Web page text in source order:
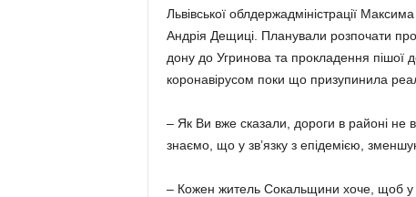
Львівської обл­держадміністрації
Андрія Дещиці. Планували розпочати
дону до Угринова та прокладення пішої
коронавірусом поки що призупинила
– Як Ви вже сказали, дороги в районі не
знаємо, що у зв’язку з епідемі­єю,
– Кожен житель Сокальщини хоче, щоб у